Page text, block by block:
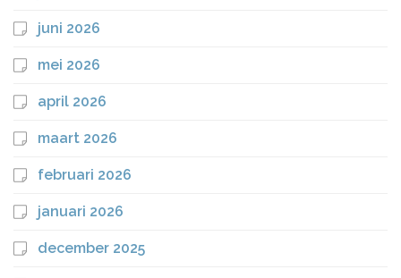
juni 2026
mei 2026
april 2026
maart 2026
februari 2026
januari 2026
december 2025